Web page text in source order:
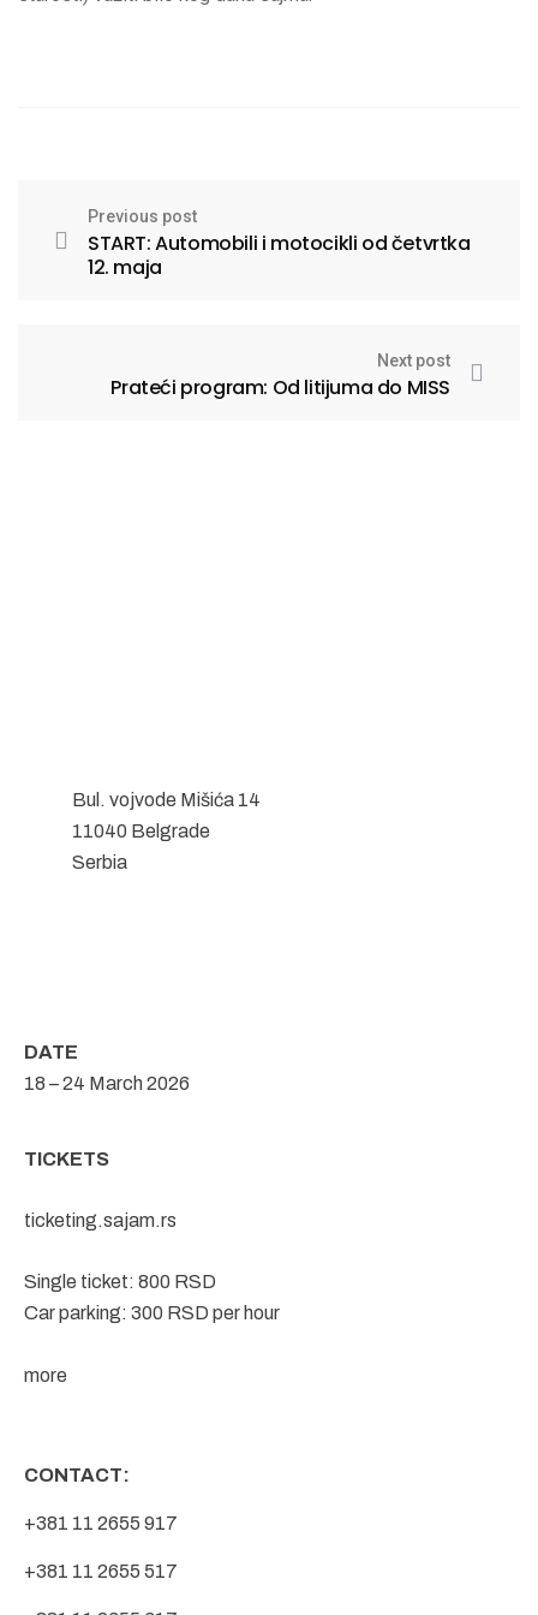
Previous post
START: Automobili i motocikli od četvrtka
12. maja
Next post
Prateći program: Od litijuma do MISS
Bul. vojvode Mišića 14
11040 Belgrade
Serbia
DATE
18 – 24 March 2026
TICKETS
ticketing.sajam.rs
Single ticket: 800 RSD
Car parking: 300 RSD per hour
more
CONTACT:
+381 11 2655 917
+381 11 2655 517